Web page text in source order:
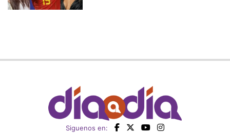
Siguenos en: